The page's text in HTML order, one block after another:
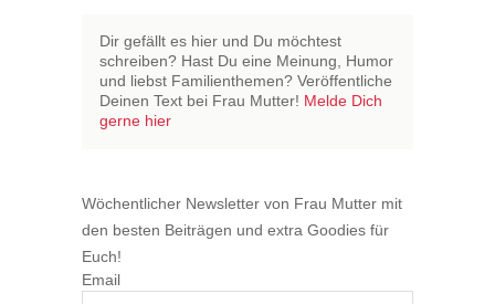
Dir gefällt es hier und Du möchtest
schreiben? Hast Du eine Meinung, Humor
und liebst Familienthemen? Veröffentliche
Deinen Text bei Frau Mutter! Melde Dich
gerne hier
Wöchentlicher Newsletter von Frau Mutter mit
den besten Beiträgen und extra Goodies für
Euch!
Email